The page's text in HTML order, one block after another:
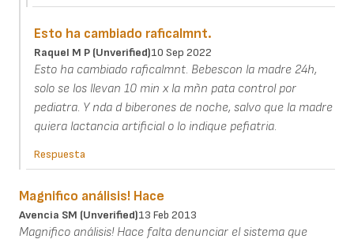
Esto ha cambiado raficalmnt.
Raquel M P (unverified)10 Sep 2022
Esto ha cambiado raficalmnt. Bebescon la madre 24h,
solo se los llevan 10 min x la mñn pata control por
pediatra. Y nda d biberones de noche, salvo que la madre
quiera lactancia artificial o lo indique pefiatria.
Respuesta
Magnifico análisis! Hace
Avencia SM (unverified)13 Feb 2013
Magnifico análisis! Hace falta denunciar el sistema que